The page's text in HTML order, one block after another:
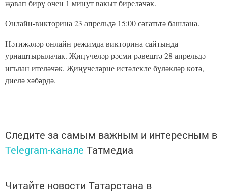
җавап бирү өчен 1 минут вакыт биреләчәк.
Онлайн-викторина 23 апрельдә 15:00 сәгатьтә башлана.
Нәтиҗәләр онлайн режимда викторина сайтында
урнаштырылачак. Җиңүчеләр рәсми рәвештә 28 апрельдә
игълан ителәчәк. Җиңүчеләрне истәлекле бүләкләр көтә,
диелә хәбәрдә.
Следите за самым важным и интересным в
Telegram-канале Татмедиа
Читайте новости Татарстана в